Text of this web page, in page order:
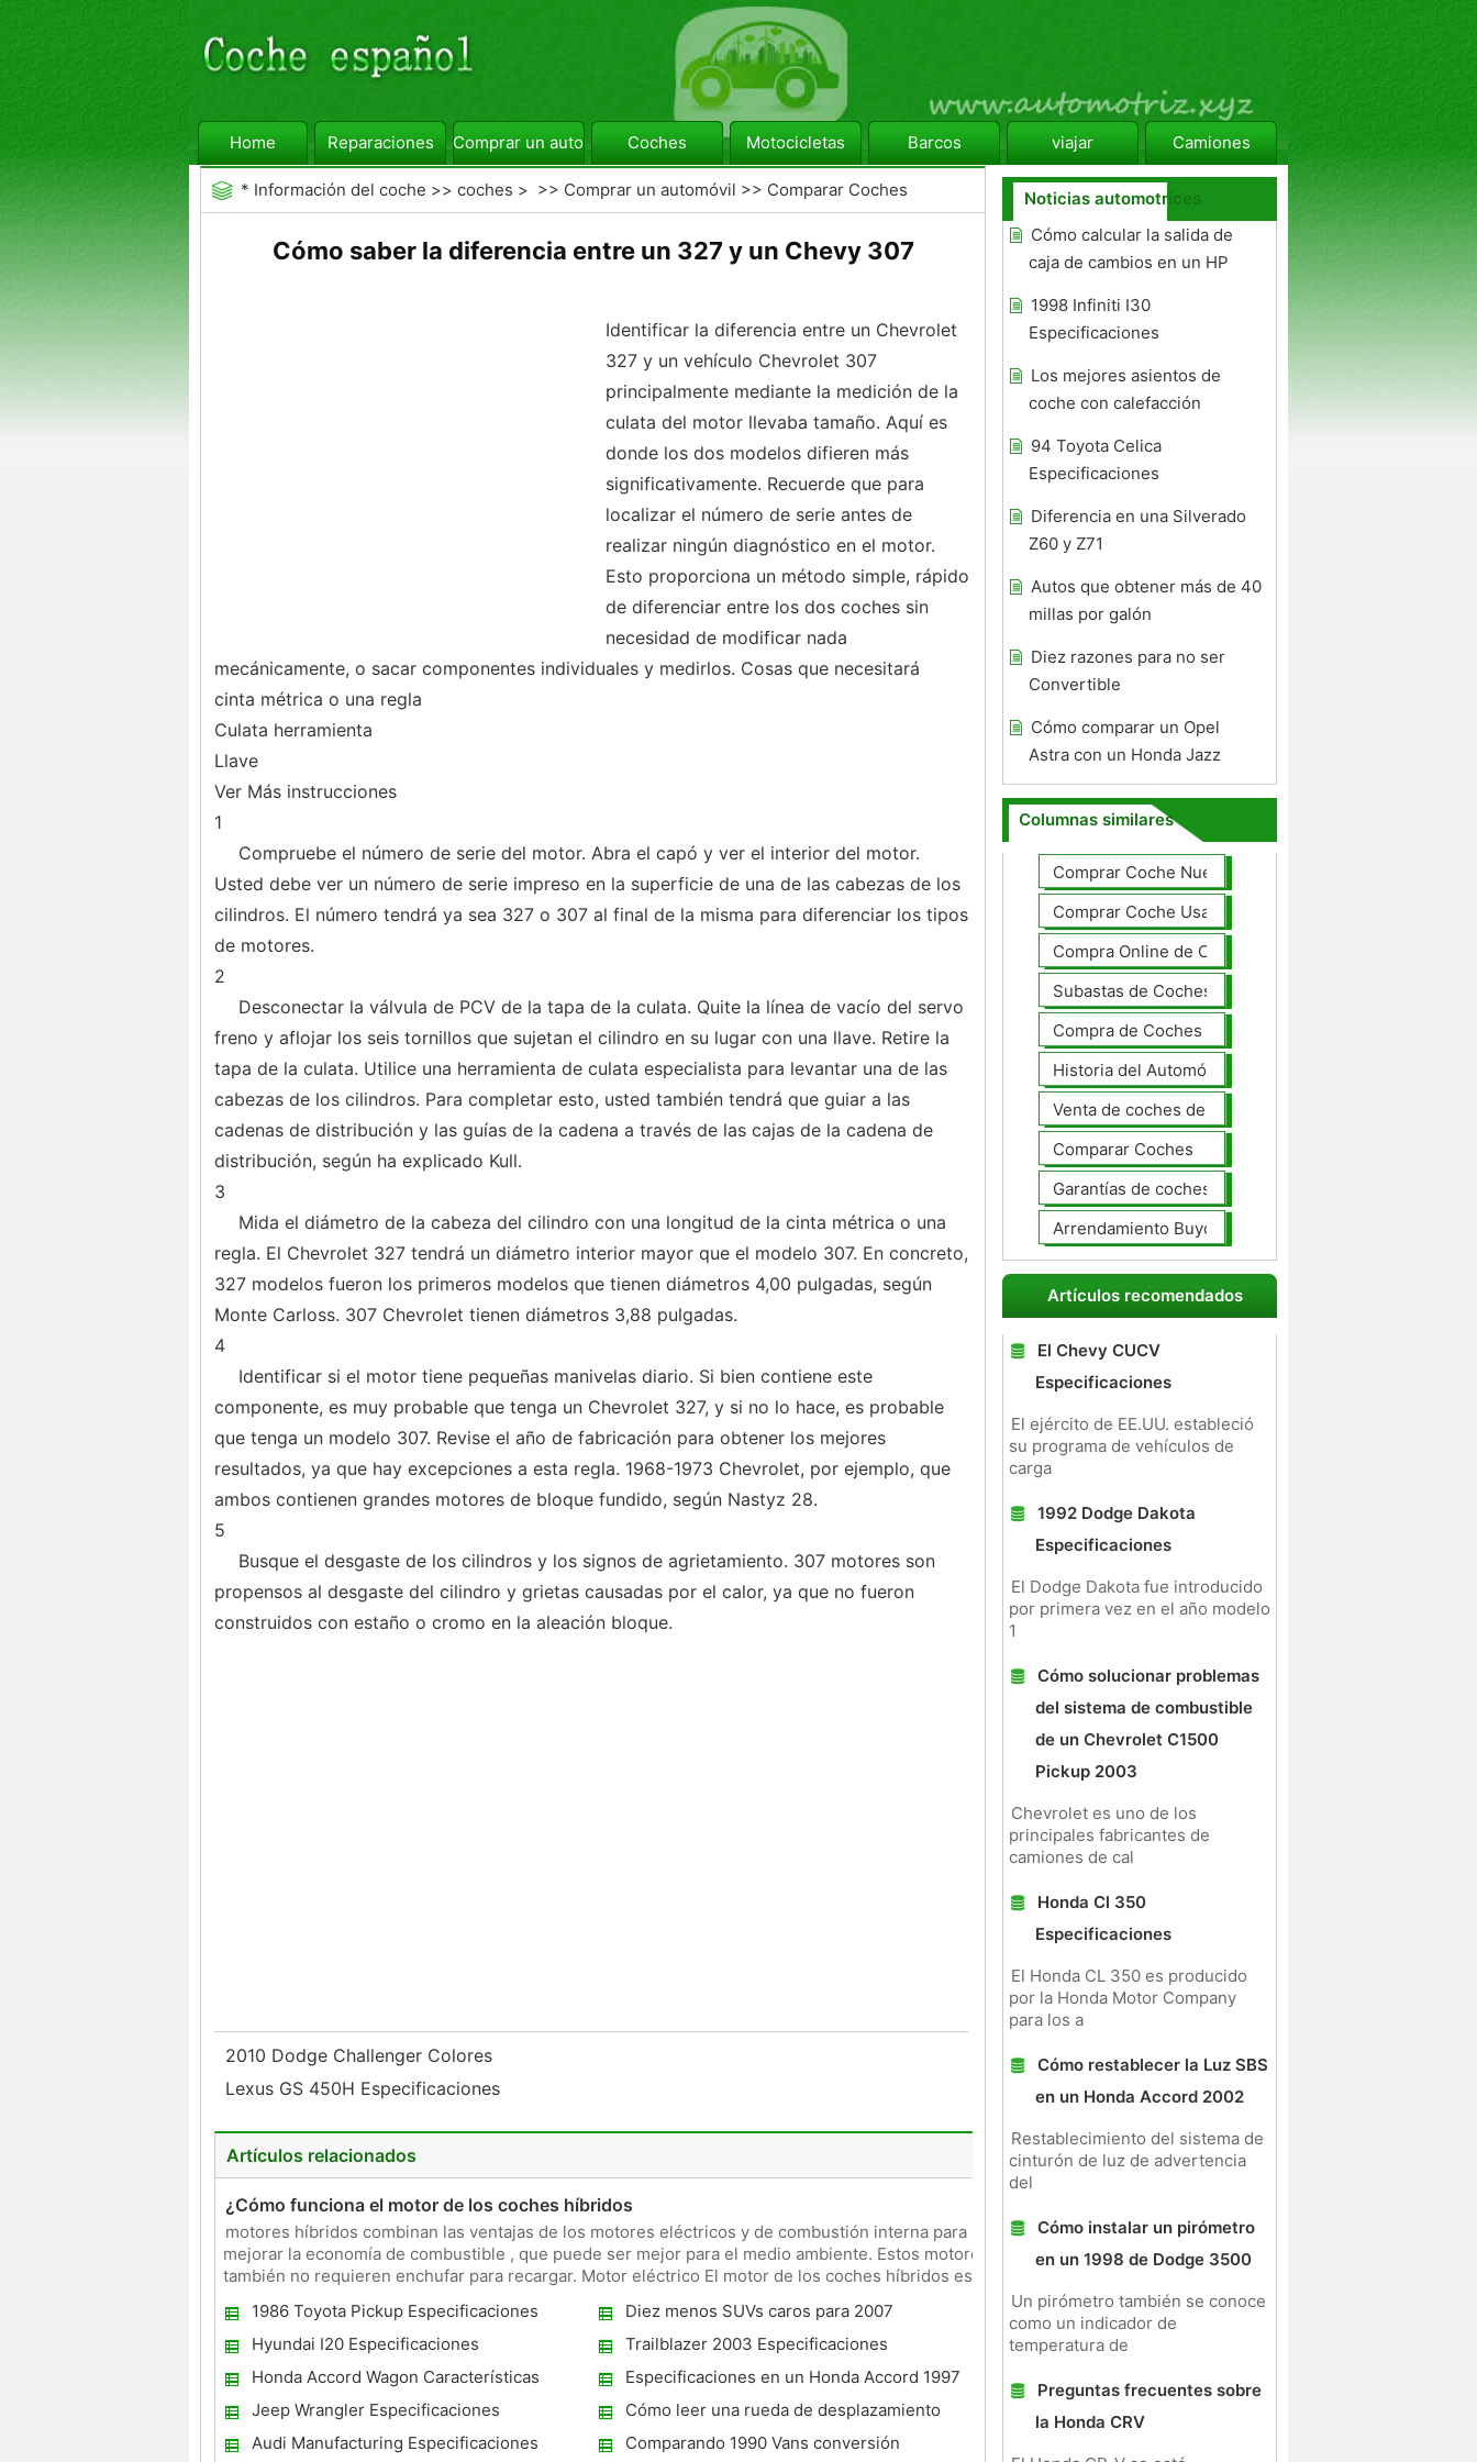
Home Reparaciones Comprar un automóvil Coches Motocicletas Barcos viajar Camiones
* Información del coche >> coches > >> Comprar un automóvil >> Comparar Coches
Cómo saber la diferencia entre un 327 y un Chevy 307
Identificar la diferencia entre un Chevrolet
327 y un vehículo Chevrolet 307
principalmente mediante la medición de la
culata del motor llevaba tamaño. Aquí es
donde los dos modelos difieren más
significativamente. Recuerde que para
localizar el número de serie antes de
realizar ningún diagnóstico en el motor.
Esto proporciona un método simple, rápido
de diferenciar entre los dos coches sin
necesidad de modificar nada
mecánicamente, o sacar componentes individuales y medirlos. Cosas que necesitará
cinta métrica o una regla
Culata herramienta
Llave
Ver Más instrucciones
1
Compruebe el número de serie del motor. Abra el capó y ver el interior del motor.
Usted debe ver un número de serie impreso en la superficie de una de las cabezas de los
cilindros. El número tendrá ya sea 327 o 307 al final de la misma para diferenciar los tipos
de motores.
2
Desconectar la válvula de PCV de la tapa de la culata. Quite la línea de vacío del servo
freno y aflojar los seis tornillos que sujetan el cilindro en su lugar con una llave. Retire la
tapa de la culata. Utilice una herramienta de culata especialista para levantar una de las
cabezas de los cilindros. Para completar esto, usted también tendrá que guiar a las
cadenas de distribución y las guías de la cadena a través de las cajas de la cadena de
distribución, según ha explicado Kull.
3
Mida el diámetro de la cabeza del cilindro con una longitud de la cinta métrica o una
regla. El Chevrolet 327 tendrá un diámetro interior mayor que el modelo 307. En concreto,
327 modelos fueron los primeros modelos que tienen diámetros 4,00 pulgadas, según
Monte Carloss. 307 Chevrolet tienen diámetros 3,88 pulgadas.
4
Identificar si el motor tiene pequeñas manivelas diario. Si bien contiene este
componente, es muy probable que tenga un Chevrolet 327, y si no lo hace, es probable
que tenga un modelo 307. Revise el año de fabricación para obtener los mejores
resultados, ya que hay excepciones a esta regla. 1968-1973 Chevrolet, por ejemplo, que
ambos contienen grandes motores de bloque fundido, según Nastyz 28.
5
Busque el desgaste de los cilindros y los signos de agrietamiento. 307 motores son
propensos al desgaste del cilindro y grietas causadas por el calor, ya que no fueron
construidos con estaño o cromo en la aleación bloque.
2010 Dodge Challenger Colores
Lexus GS 450H Especificaciones
Artículos relacionados
¿Cómo funciona el motor de los coches híbridos
motores híbridos combinan las ventajas de los motores eléctricos y de combustión interna para
mejorar la economía de combustible , que puede ser mejor para el medio ambiente. Estos motores
también no requieren enchufar para recargar. Motor eléctrico El motor de los coches híbridos es
1986 Toyota Pickup Especificaciones
Diez menos SUVs caros para 2007
Hyundai I20 Especificaciones
Trailblazer 2003 Especificaciones
Honda Accord Wagon Características
fabricantes
Especificaciones en un Honda Accord 1997
Jeep Wrangler Especificaciones
Cómo leer una rueda de desplazamiento
Audi Manufacturing Especificaciones
Comparando 1990 Vans conversión
Noticias automotrices
Cómo calcular la salida de
caja de cambios en un HP
1998 Infiniti I30
Especificaciones
Los mejores asientos de
coche con calefacción
94 Toyota Celica
Especificaciones
Diferencia en una Silverado
Z60 y Z71
Autos que obtener más de 40
millas por galón
Diez razones para no ser
Convertible
Cómo comparar un Opel
Astra con un Honda Jazz
Columnas similares
Comprar Coche Nuevo
Comprar Coche Usado
Compra Online de Coches
Subastas de Coches
Compra de Coches Basics
Historia del Automóvil
Venta de coches de lujo
Comparar Coches
Garantías de coches ampliado
Arrendamiento Buyout
Artículos recomendados
El Chevy CUCV
Especificaciones
El ejército de EE.UU. estableció
su programa de vehículos de
carga
1992 Dodge Dakota
Especificaciones
El Dodge Dakota fue introducido
por primera vez en el año modelo
1
Cómo solucionar problemas
del sistema de combustible
de un Chevrolet C1500
Pickup 2003
Chevrolet es uno de los
principales fabricantes de
camiones de cal
Honda Cl 350
Especificaciones
El Honda CL 350 es producido
por la Honda Motor Company
para los a
Cómo restablecer la Luz SBS
en un Honda Accord 2002
Restablecimiento del sistema de
cinturón de luz de advertencia
del
Cómo instalar un pirómetro
en un 1998 de Dodge 3500
Un pirómetro también se conoce
como un indicador de
temperatura de
Preguntas frecuentes sobre
la Honda CRV